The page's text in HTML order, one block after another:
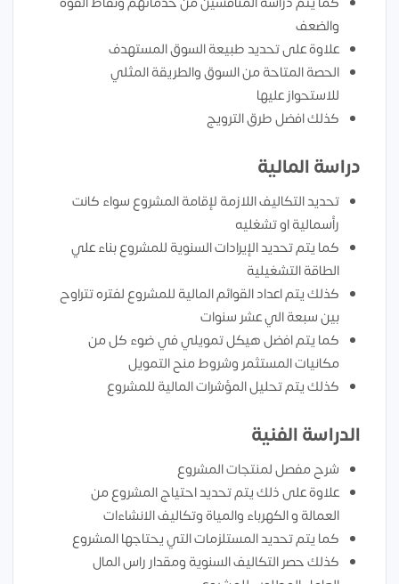
والضعف
علاوة على تحديد طبيعة السوق المستهدف
الحصة المتاحة من السوق والطريقة المثلي
للاستحواز عليها
كذلك افضل طرق الترويج
دراسة المالية
تحديد التكاليف اللازمة لإقامة المشروع سواء كانت
رأسمالية او تشغليه
كما يتم تحديد الإيرادات السنوية للمشروع بناء علي
الطاقة التشغيلية
كذلك يتم اعداد القوائم المالية للمشروع لفتره تتراوح
بين سبعة الي عشر سنوات
كما يتم افضل هيكل تمويلي في ضوء كل من
مكانيات المستثمر وشروط منح التمويل
كذلك يتم تحليل المؤشرات المالية للمشروع
الدراسة الفنية
شرح مفصل لمنتجات المشروع
علاوة على ذلك يتم تحديد احتياج المشروع من
العمالة و الكهرباء والمياة وتكاليف الانشاءات
كما يتم تحديد المستلزمات التي يحتاجها المشروع
كذلك حصر التكاليف السنوية ومقدار راس المال